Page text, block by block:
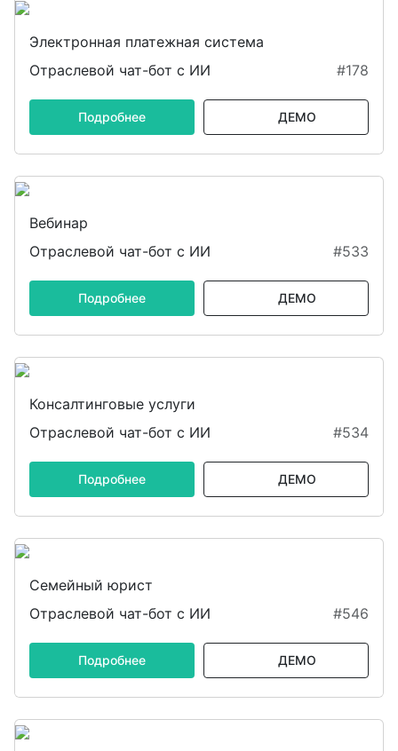
Электронная платежная система
Отраслевой чат-бот с ИИ
#178
Подробнее ДЕМО
Вебинар
Отраслевой чат-бот с ИИ
#533
Подробнее ДЕМО
Консалтинговые услуги
Отраслевой чат-бот с ИИ
#534
Подробнее ДЕМО
Семейный юрист
Отраслевой чат-бот с ИИ
#546
Подробнее ДЕМО